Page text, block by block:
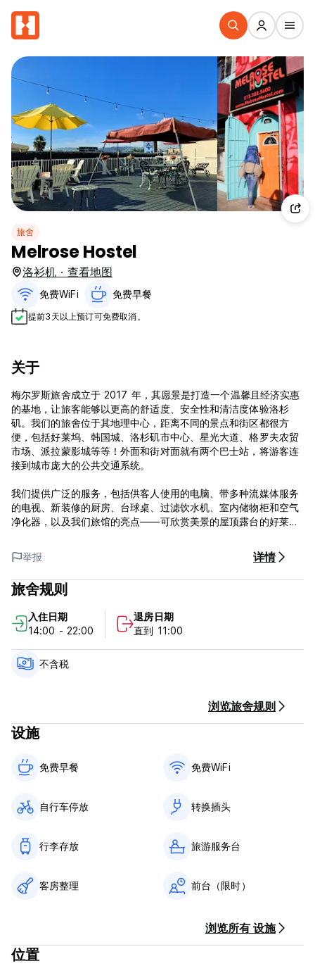
旅舍
Melrose Hostel
洛衫机 · 查看地图
免费WiFi 免费早餐‎
提前3天以上预订可免费取消。
关于
梅尔罗斯旅舍成立于 2017 年，其愿景是打造一个温馨且经济实惠
的基地，让旅客能够以更高的舒适度、安全性和清洁度体验洛杉
矶。我们的旅舍位于其地理中心，距离不同的景点和街区都很方
便，包括好莱坞、韩国城、洛杉矶市中心、星光大道、格罗夫农贸
市场、派拉蒙影城等等！外面和街对面就有两个巴士站，将游客连
接到城市庞大的公共交通系统。
我们提供广泛的服务，包括供客人使用的电脑、带多种流媒体服务
的电视、新装修的厨房、台球桌、过滤饮水机、室内储物柜和空气
净化器，以及我们旅馆的亮点——可欣赏美景的屋顶露台的好莱坞
鉴于最近的情况，我们根据公共卫生专业人员的建议调整了我们的
政策和程序。
社交距离（至少保持 6 英尺/2 米的距离）。
- 办理入住的客人须接受工作人员进行的非接触式体温筛查。
- 毛巾可以购买供个人使用，并且不再可供借用。
- 欧陆式自助早餐已被新装修的配有炉灶的厨房所取代。
- 取消卡处理费以促进非接触式卡交易。以前只能使用现金的交易
我们始终恪守对有原则、负责任的酒店服务的承诺，我们很自豪能
包含的设施：
- 个人电源插座/LED灯/储物篮
- 免费WiFi
- 过滤式热/冷水饮水机
- 免费行李寄存（仅限工作时间）
举报 详情
旅舍规则
入住日期
14:00 - 22:00
退房日期
直到 11:00
不含税
浏览旅舍规则
设施
免费早餐‎ 免费WiFi
自行车停放 转换插头
行李存放 旅游服务台
客房整理 前台（限时）
浏览所有 设施
位置